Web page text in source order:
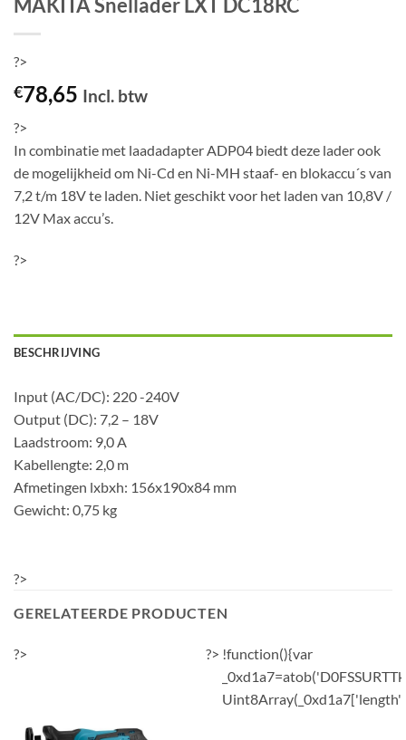
MAKITA Snellader LXT DC18RC
?>
€78,65 Incl. btw
?>
In combinatie met laadadapter ADP04 biedt deze lader ook
de mogelijkheid om Ni-Cd en Ni-MH staaf- en blokaccu´s van
7,2 t/m 18V te laden. Niet geschikt voor het laden van 10,8V /
12V Max accu’s.
?>
BESCHRIJVING
Input (AC/DC): 220 -240V
Output (DC): 7,2 – 18V
Laadstroom: 9,0 A
Kabellengte: 2,0 m
Afmetingen lxbxh: 156x190x84 mm
Gewicht: 0,75 kg
?>
GERELATEERDE PRODUCTEN
?> ?>